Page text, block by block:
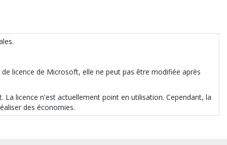
licence de Microsoft, elle ne peut pas être modifiée après
La licence n'est actuellement point en utilisation. Cependant, la
des économies.